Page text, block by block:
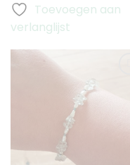
Toevoegen aan
verlanglijst